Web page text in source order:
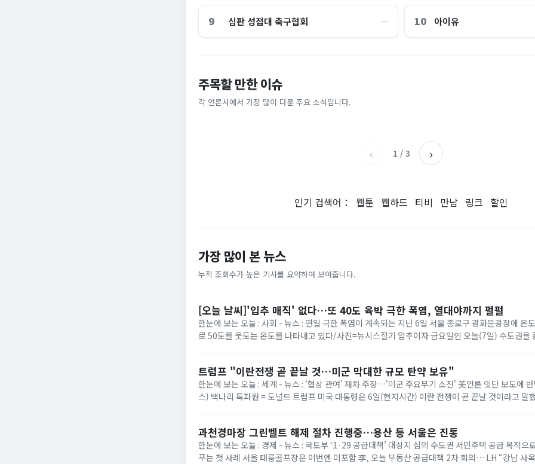
9 심판 성접대 축구협회 ― 10 아이유
주목할 만한 이슈
각 언론사에서 가장 많이 다룬 주요 소식입니다.
이 대통령 사관학교 통합 발언에…“서울대 법대·충
암고도 없애나”
채널A
총리 영상에 "대체 뭐냐" 발칵‥日 배우도 "미친 짓"
‹ 1 / 3 ›
인기 검색어： 웹툰 웹하드 티비 만남 링크 할인
가장 많이 본 뉴스
누적 조회수가 높은 기사를 요약하여 보여줍니다.
[오늘 날씨]'입추 매직' 없다…또 40도 육박 극한 폭염, 열대야까지 펄펄
한눈에 보는 오늘 : 사회 - 뉴스 : 연일 극한 폭염이 계속되는 지난 6일 서울 종로구 광화문광장에 온
로 50도를 웃도는 온도를 나타내고 있다/사진=뉴시스절기 입추이자 금요일인 오늘(7일) 수도권을
트럼프 "이란전쟁 곧 끝날 것…미군 막대한 규모 탄약 보유"
한눈에 보는 오늘 : 세계 - 뉴스 : '협상 관여' 재차 주장…'미군 주요무기 소진' 美언론 잇단 보도에
스) 백나리 특파원 = 도널드 트럼프 미국 대통령은 6일(현지시간) 이란 전쟁이 곧 끝날 것이라고 말
과천경마장 그린벨트 해제 절차 진행중…용산 등 서울은 진통
한눈에 보는 오늘 : 경제 - 뉴스 : 국토부 ‘1·29 공급대책’ 대상지 심의 수도권 서민주택 공급 목적으
푸는 첫 사례 서울 태릉골프장은 이번엔 미포함 李, 오늘 부동산 공급대책 2차 회의… LH “강남 사